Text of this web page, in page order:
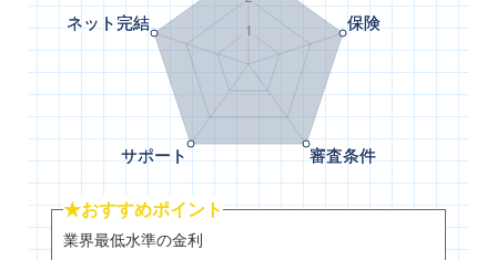
★おすすめポイント
業界最低水準の金利